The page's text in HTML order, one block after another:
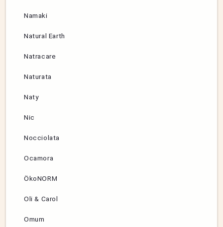
Namaki
Natural Earth
Natracare
Naturata
Naty
Nic
Nocciolata
Ocamora
ÖkoNORM
Oli & Carol
Omum